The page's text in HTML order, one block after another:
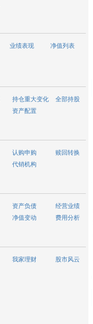
业绩表现
净值列表
持仓重大变化
全部持股
资产配置
认购申购
赎回转换
代销机构
资产负债
经营业绩
净值变动 费用分析
我家理财 股市风云